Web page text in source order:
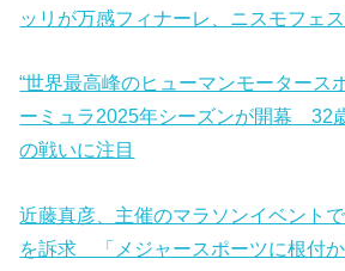
ッリが万感フィナーレ、ニスモフェ
“世界最高峰のヒューマンモータース
ーミュラ2025年シーズンが開幕 32
の戦いに注目
近藤真彦、主催のマラソンイベント
を訴求 「メジャースポーツに根付